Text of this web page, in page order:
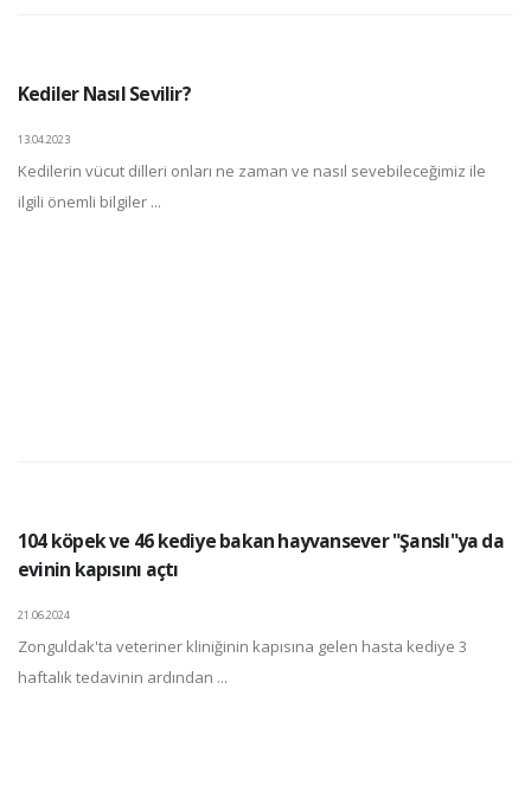
Kediler Nasıl Sevilir?
13.04.2023
Kedilerin vücut dilleri onları ne zaman ve nasıl sevebileceğimiz ile
ilgili önemli bilgiler ...
104 köpek ve 46 kediye bakan hayvansever "Şanslı"ya da
evinin kapısını açtı
21.06.2024
Zonguldak'ta veteriner kliniğinin kapısına gelen hasta kediye 3
haftalık tedavinin ardından ...